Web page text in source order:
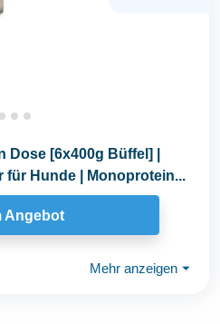
Dose [6x400g Büffel] |
für Hunde | Monoprotein...
Angebot
Mehr anzeigen ⏷